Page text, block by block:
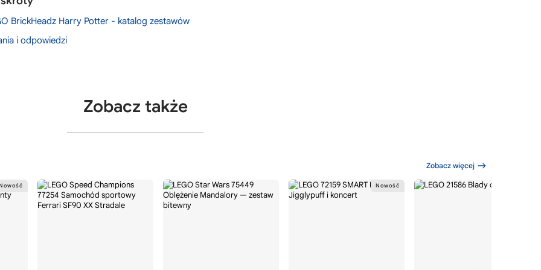
BrickHeadz Harry Potter - katalog zestawów
i odpowiedzi
Zobacz także
Zobacz więcej